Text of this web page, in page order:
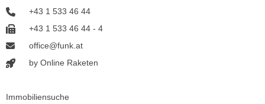
+43 1 533 46 44
+43 1 533 46 44 - 4
office@funk.at
by Online Raketen
Immobiliensuche